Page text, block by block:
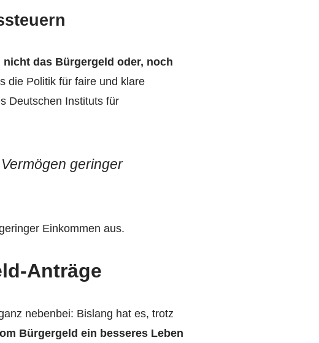
nicht das Bürgergeld oder, noch
die Politik für faire und klare
Deutschen Instituts für
geringer
Einkommen aus.
Anträge
nebenbei: Bislang hat es, trotz
Bürgergeld ein besseres Leben